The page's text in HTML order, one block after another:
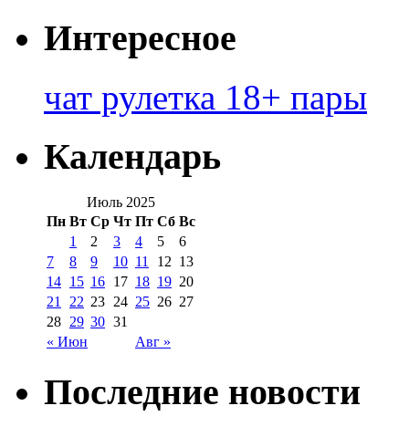
Интересное
чат рулетка 18+ пары
Календарь
Июль 2025
Пн Вт Ср Чт Пт Сб Вс
« Июн Авг »
1 2 3 4 5
6
7
8 9 10 11 12 13
14 15 16 17 18 19 20
21 22 23 24 25 26 27
28 29 30 31
Последние новости